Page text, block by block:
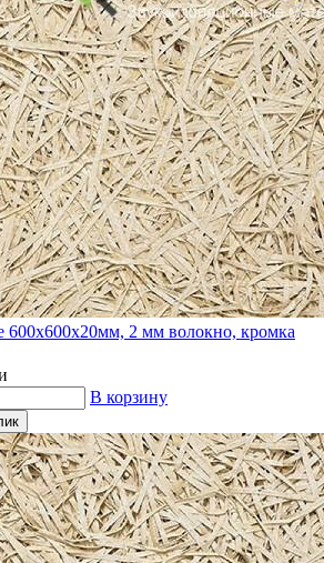
600х600х20мм, 2 мм волокно, кромка
В корзину